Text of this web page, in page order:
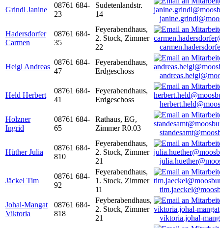
Grindl Janine
08761 684-
23
Sudetenlandstr.
14
Hadersdorfer
Carmen
08761 684-
35
Feyerabendhaus,
2. Stock, Zimmer
22
Heigl Andreas
08761 684-
47
Feyerabendhaus,
Erdgeschoss
Held Herbert
08761 684-
41
Feyerabendhaus,
Erdgeschoss
Holzner
Ingrid
08761 684-
65
Rathaus, EG,
Zimmer R0.03
Hüther Julia
08761 684-
810
Feyerabendhaus,
2. Stock, Zimmer
21
Jäckel Tim
08761 684-
92
Feyerabendhaus,
1. Stock, Zimmer
11
Johal-Mangat
Viktoria
08761 684-
818
Feyberabendhaus,
2. Stock, Zimmer
21
viktoria.johal-